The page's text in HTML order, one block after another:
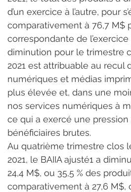
d’un exercice à l’autre, pour
comparativement à 76,7 M$
correspondante de
diminution pour le trimestre
2021 est attribuable au recul
numériques et médias
plus élevée et, dans une
nos services numériques à
ce qui a exercé une
bénéficiaires brutes.
Au quatrième trimestre clos
2021, le BAIIA ajusté1 a
24,4 M$, ou 35,5 % des
comparativement à 27,6 M$,